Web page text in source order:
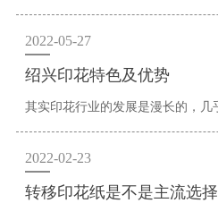
2022-05-27
绍兴印花特色及优势
其实印花行业的发展是漫长的，几
2022-02-23
转移印花纸是不是主流选择